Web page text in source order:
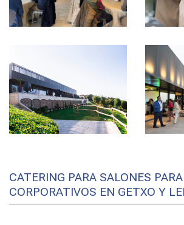
CATERING PARA SALONES
CORPORATIVOS EN GETXO Y